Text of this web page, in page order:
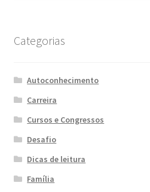
Categorias
Autoconhecimento
Carreira
Cursos e Congressos
Desafio
Dicas de leitura
Família